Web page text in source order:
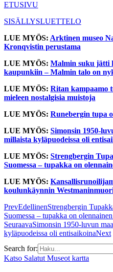
ETUSIVU
SISÄLLYSLUETTELO
LUE MYÖS: Arktinen museo
Kronqvistin perustama
LUE MYÖS: Malmin suku jätti
kaupunkiin – Malmin talo on
LUE MYÖS: Ritan kampaamo
mieleen nostalgisia muistoja
LUE MYÖS: Runebergin tupa
LUE MYÖS: Simonsin 1950-
millaista kyläpuodeissa oli
LUE MYÖS: Strengbergin
Suomessa – tupakka on
LUE MYÖS:
koulunkäynnin
PrevEdellinenStrengbergin
Suomessa – tupakka on
SeuraavaSimonsin 1950-luvun
kyläpuodeissa oli entisaikoinaNext
Search for:
Katso Salatut Museot kartta